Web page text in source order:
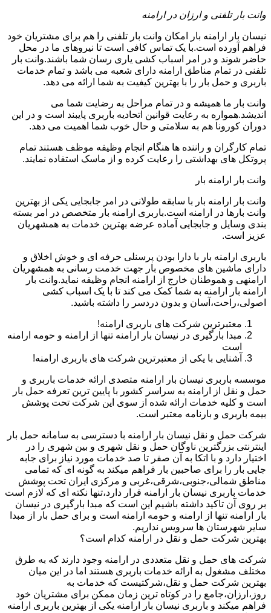
وانت بار تلفنی و ارزان در ارامنه
نیسان بار ارامنه بار امکان وانت بار تلفنی را هم برای مشتریان خود
فراهم آورده است.با یک تماس کافی است تا نیروهای ما در محل
حاضر شوند و در امر اسباب کشی یاری رسان شما باشند.وانت بار
تلفنی در تمام مناطق ارامنه دارای شعبه می باشد و تمام خدمات
باربری و حمل بار را با بهترین کیفیت به شما ارائه می دهد.
وانت بار ما همیشه و در تمام مراحل به رضایت شما می
اندیشد.همواره به رعایت قوانین اتحادیه باربری پایبند است و در این
دوران کورونا هم به سلامتی و حال خوب شما اهمیت می دهد.
تمام کارگران و راننده ها هنگام انجام وظیفه موظف هستند تمام
پروتکل های بهداشتی را رعایت کرده و از ماسک استفاده نمایند.
وانت بار ارامنه بار
وانت بار ارامنه بار با سابقه طولانی در امر جابجایی یکی از بهترین
وانت بارها در ارامنه است.باربری ارامنه بار متخصص در امر بسته
بندی وسایل و جابجایی آماده عرضه بهترین خدمات به همشهریان
عزیز است.
باربری ارامنه بار با دارا بودن پرسنلی حرفه ای و خوش اخلاق و
دارای ماشین های مخصوص بار جهت خدمت رسانی به همشهریان
ارامنهی و هموطنان خارج از ارامنه انجام وظیفه نماید.وانت بار
ارامنه بار ارامنه به شما کمک می کند تا با یک اسباب کشی
اصولی،راحت،آسان و بدون دردسر را داشته باشید.
معتبرترین شرکت های باربری ارامنه!
مبدا بارگیری در نیسان بار ارامنه تنها از ارامنه و حومه ارامنه
است
آشنایی با یکی از معتبرترین شرکت های باربری ارامنه!
موسسه باربری نیسان بار ارامنه متصدی ارائه خدمات باربری و
حمل و نقل از ارامنه به سراسر کشور با پایین ترین تعرفه حمل بار
است و کلیه خدمات ارائه شده از سوی این شرکت تحت پوشش
بیمه باربری و بارنامه معتبر است.
شرکت حمل و نقل نیسان بار ارامنه با دسترسی به سامانه حمل بار
اینترنتی بزرگترین ناوگان حمل و نقل شهری و بین شهری را در
اختیار دارد و با اتکا به آن صفر تا صد خدمات مورد نیاز برای جابه
جایی بار را برای صاحبین بار فراهم میکند به گونه ای که تمامی
مناطق شمالی،جنوبی،شرقی،غربی و مرکزی ایران تحت پوشش
خدمات باربری نیسان بار ارامنه قرار دارد،تنها نکته ای که لازم است
بر روی آن تاکید داشته باشیم این است که مبدا بارگیری در نیسان
بار ارامنه تنها از ارامنه و حومه ارامنه است و برای حمل بار از مبدا
سایر شهرستان ها سرویس نداریم.
بهترین شرکت حمل و نقل در ارامنه کدام است؟
شرکت های حمل و نقل متعددی در ارامنه وجود دارند که به طرق
مختلف مشغول به ارائه خدمات باربری هستند اما در این میان
بهترین شرکت حمل و نقل،شرکتیست که خدمات به
روز،ارزان،جامع را در کوتاه ترین زمان ممکن برای مشتریان خود
فراهم میکند و باربری نیسان بار ارامنه یکی از بهترین باربری ارامنه